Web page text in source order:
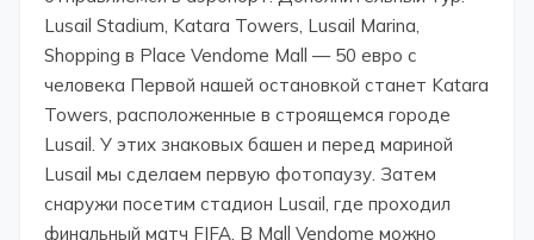
Lusail Stadium, Katara Towers, Lusail Marina,
Shopping в Place Vendome Mall — 50 евро с
человека Первой нашей остановкой станет Katara
Towers, расположенные в строящемся городе
Lusail. У этих знаковых башен и перед мариной
Lusail мы сделаем первую фотопаузу. Затем
снаружи посетим стадион Lusail, где проходил
финальный матч FIFA. В Mall Vendome можно